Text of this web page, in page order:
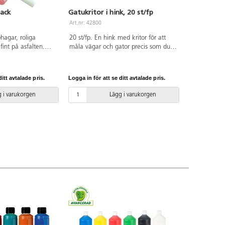
roliga
på asfalten.
avtalade pris.
i varukorgen
Gatukritor i hink, 20 st/fp
Art.nr: 42800
20 st/fp. En hink med kritor för att
måla vägar och gator precis som du
Logga in för att se ditt avtalade pris.
Lägg i varukorgen